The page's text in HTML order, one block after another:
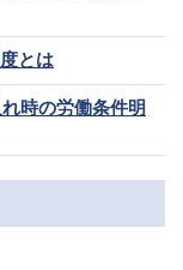
とは
時の労働条件明